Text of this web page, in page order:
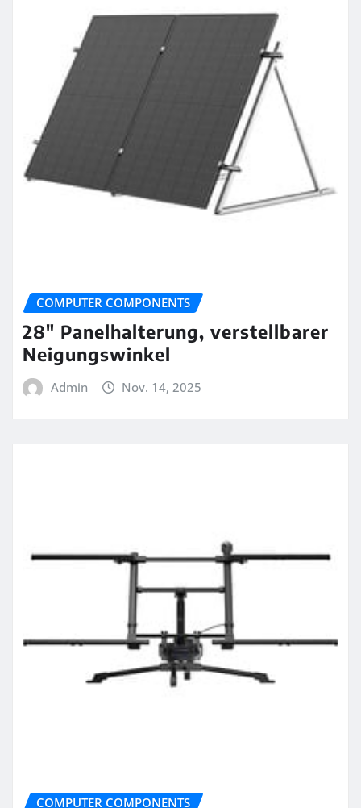
COMPUTER COMPONENTS
28″ Panelhalterung, verstellbarer
Neigungswinkel
Admin Nov. 14, 2025
COMPUTER COMPONENTS